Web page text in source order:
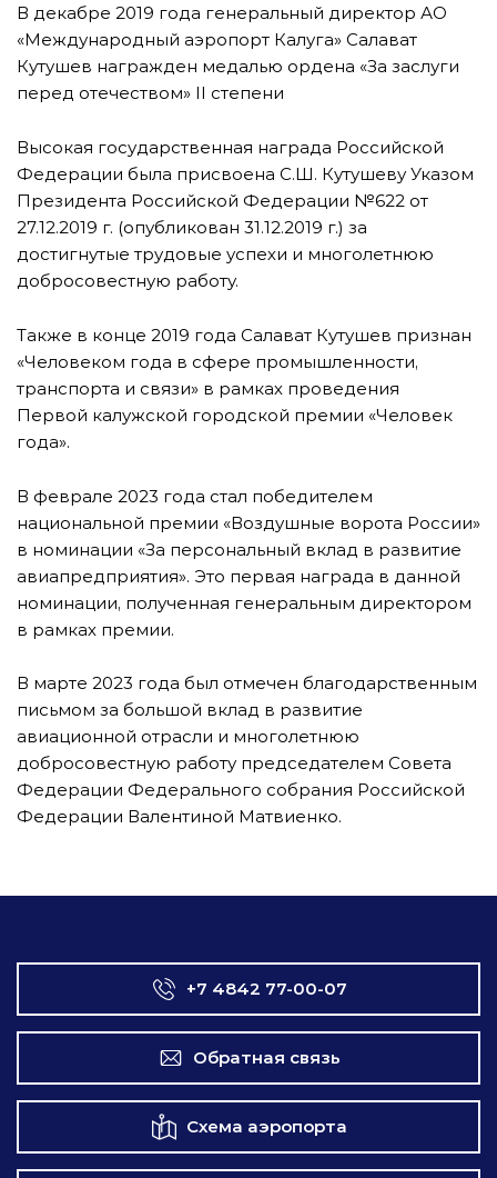
В декабре 2019 года генеральный директор АО
«Международный аэропорт Калуга» Салават
Кутушев награжден медалью ордена «За заслуги
перед отечеством» II степени
Высокая государственная награда Российской
Федерации была присвоена С.Ш. Кутушеву Указом
Президента Российской Федерации №622 от
27.12.2019 г. (опубликован 31.12.2019 г.) за
достигнутые трудовые успехи и многолетнюю
добросовестную работу.
Также в конце 2019 года Салават Кутушев признан
«Человеком года в сфере промышленности,
транспорта и связи» в рамках проведения
Первой калужской городской премии «Человек
года».
В феврале 2023 года стал победителем
национальной премии «Воздушные ворота России»
в номинации «За персональный вклад в развитие
авиапредприятия». Это первая награда в данной
номинации, полученная генеральным директором
в рамках премии.
В марте 2023 года был отмечен благодарственным
письмом за большой вклад в развитие
авиационной отрасли и многолетнюю
добросовестную работу председателем Совета
Федерации Федерального собрания Российской
Федерации Валентиной Матвиенко.
+7 4842 77-00-07
Обратная связь
Схема аэропорта